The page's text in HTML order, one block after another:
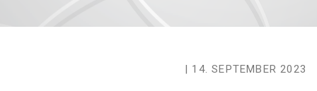
gå
| 14. SEPTEMBER 2023